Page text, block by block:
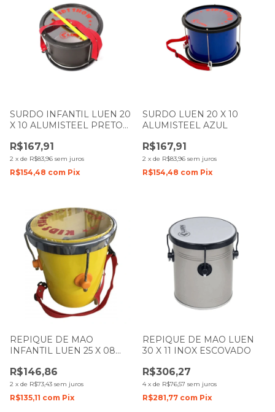
SURDO INFANTIL LUEN 20
X 10 ALUMISTEEL PRETO
R$167,91
2 x de R$83,96 sem juros
R$154,48 com Pix
SURDO LUEN 20 X 10
ALUMISTEEL AZUL
R$167,91
2 x de R$83,96 sem juros
R$154,48 com Pix
REPIQUE DE MAO
INFANTIL LUEN 25 X 08
PELE TRANSPARENTE
R$146,86
2 x de R$73,43 sem juros
R$135,11 com Pix
REPIQUE DE MAO LUEN
30 X 11 INOX ESCOVADO
R$306,27
4 x de R$76,57 sem juros
R$281,77 com Pix